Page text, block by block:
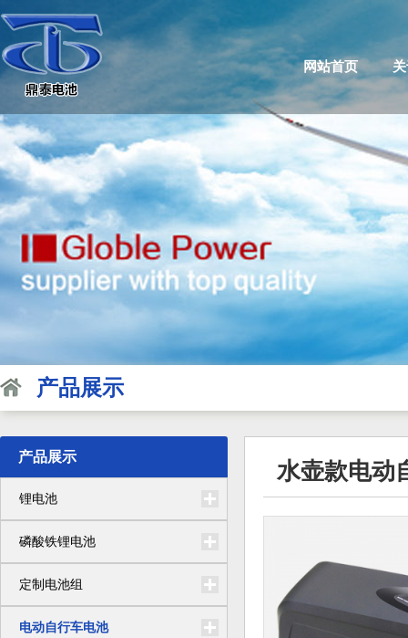
网站首页
产品展示
产品展示
锂电池
磷酸铁锂电池
定制电池组
电动自行车电池
水壶款电动